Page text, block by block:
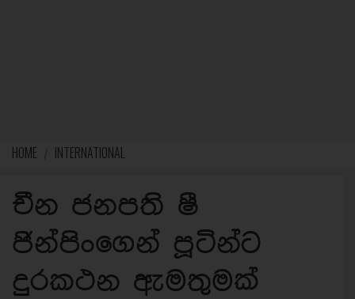
HOME INTERNATIONAL
චීන ජනපති ෂී
ජින්පිංගෙන් පූටින්ට
දුරකථන ඇමතුමක්